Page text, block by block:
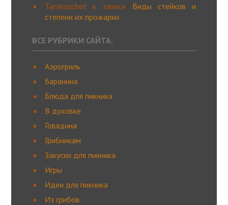
Tamkoschet к записи Виды стейков и
степени их прожарки
ВСЕ РУБРИКИ САЙТА:
Аэрогриль
Баранина
Блюда для пикника
В духовке
Говядина
Грибникам
Закуски для пикника
Игры
Идеи для пикника
Из грибов